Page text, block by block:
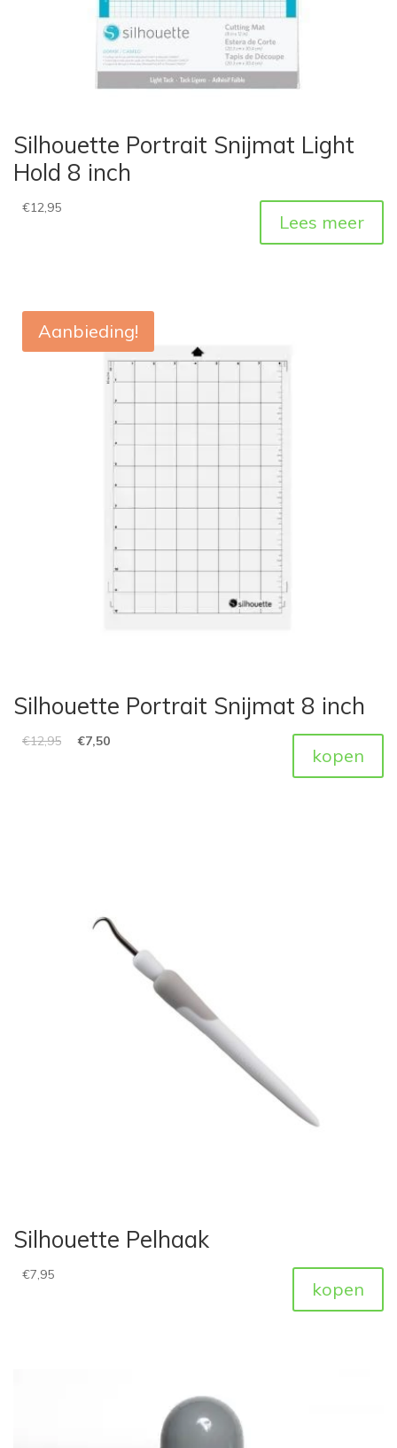
Silhouette Portrait Snijmat Light
Hold 8 inch
€12,95
Lees meer
Aanbieding!
Silhouette Portrait Snijmat 8 inch
€12,95 €7,50
kopen
Silhouette Pelhaak
€7,95
kopen